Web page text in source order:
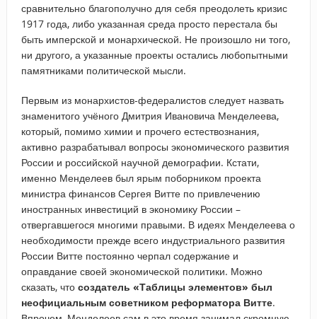
сравнительно благополучно для себя преодолеть кризис
1917 года, либо указанная среда просто перестала бы
быть имперской и монархической. Не произошло ни того,
ни другого, а указанные проекты остались любопытными
памятниками политической мысли.
Первым из монархистов-федералистов следует назвать
знаменитого учёного Дмитрия Ивановича Менделеева,
который, помимо химии и прочего естествознания,
активно разрабатывал вопросы экономического развития
России и российской научной демографии. Кстати,
именно Менделеев был ярым поборником проекта
министра финансов Сергея Витте по привлечению
иностранных инвестиций в экономику России –
отвергавшегося многими правыми. В идеях Менделеева о
необходимости прежде всего индустриального развития
России Витте постоянно черпал содержание и
оправдание своей экономической политики. Можно
сказать, что создатель «Таблицы элементов» был
неофициальным советником реформатора Витте.